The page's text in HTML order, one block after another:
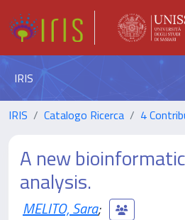
IRIS
IRIS Catalogo Ricerca 4
A new
analysis.
MELITO, Sara;